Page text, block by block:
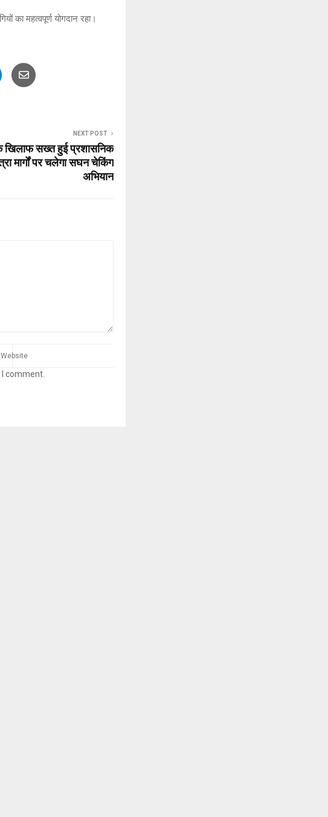
का महत्वपूर्ण योगदान रहा।
NEXT POST
खिलाफ सख्त हुई प्रशासनिक
मार्गों पर चलेगा सघन चेकिंग
अभियान
comment.